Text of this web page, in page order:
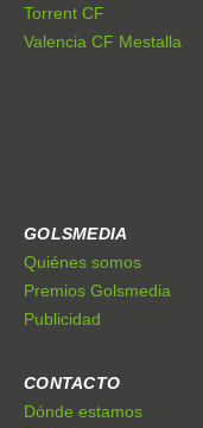
Torrent CF
Valencia CF Mestalla
GOLSMEDIA
Quiénes somos
Premios Golsmedia
Publicidad
CONTACTO
Dónde estamos